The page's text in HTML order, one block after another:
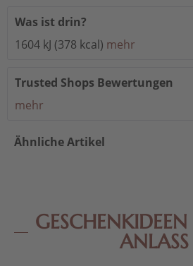
Was ist drin?
1604 kJ (378 kcal) mehr
Trusted Shops Bewertungen
mehr
Ähnliche Artikel
GESCHENKIDEEN
ANLASS